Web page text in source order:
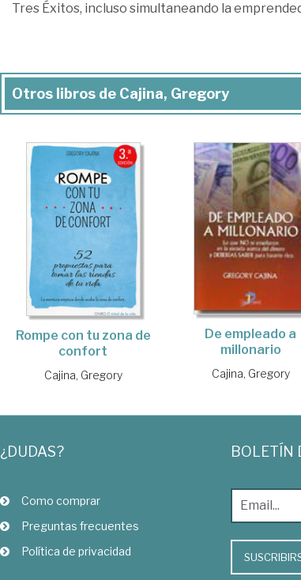
Tres Éxitos, incluso simultaneando la
Otros libros de Cajina, Gregory
Rompe con tu zona de
confort
Cajina, Gregory
De empleado a
millonario
Cajina, Gregory
¿DUDAS?
Como comprar
Preguntas frecuentes
Política de privacidad
BOLETÍN